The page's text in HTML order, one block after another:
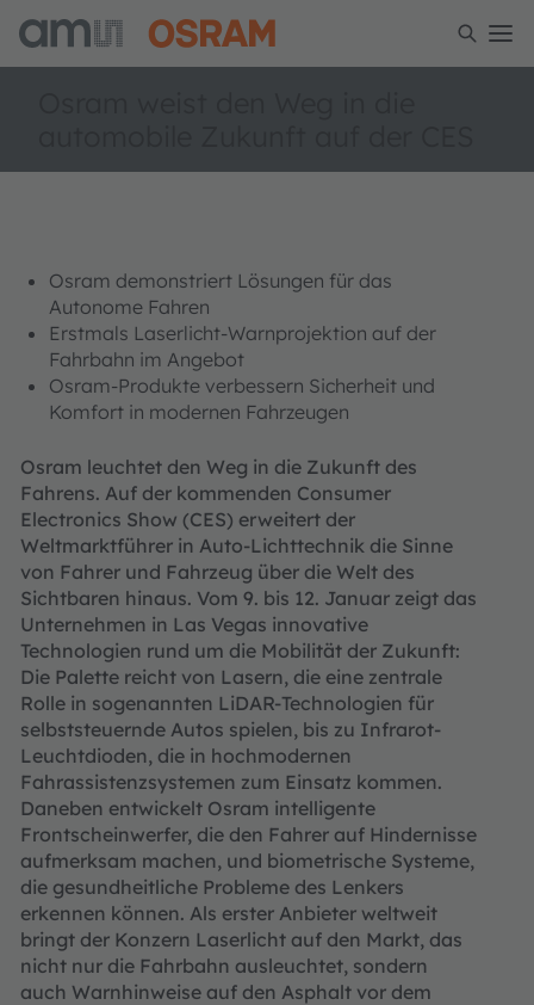
Osram demonstriert Lösungen für das
Autonome Fahren
Erstmals Laserlicht-Warnprojektion auf der
Fahrbahn im Angebot
Osram-Produkte verbessern Sicherheit und
Komfort in modernen Fahrzeugen
Osram leuchtet den Weg in die Zukunft des
Fahrens. Auf der kommenden Consumer
Electronics Show (CES) erweitert der
Weltmarktführer in Auto-Lichttechnik die Sinne
von Fahrer und Fahrzeug über die Welt des
Sichtbaren hinaus. Vom 9. bis 12. Januar zeigt das
Unternehmen in Las Vegas innovative
Technologien rund um die Mobilität der Zukunft:
Die Palette reicht von Lasern, die eine zentrale
Rolle in sogenannten LiDAR-Technologien für
selbststeuernde Autos spielen, bis zu Infrarot-
Leuchtdioden, die in hochmodernen
Fahrassistenzsystemen zum Einsatz kommen.
Daneben entwickelt Osram intelligente
Frontscheinwerfer, die den Fahrer auf Hindernisse
aufmerksam machen, und biometrische Systeme,
die gesundheitliche Probleme des Lenkers
erkennen können. Als erster Anbieter weltweit
bringt der Konzern Laserlicht auf den Markt, das
nicht nur die Fahrbahn ausleuchtet, sondern
auch Warnhinweise auf den Asphalt vor dem